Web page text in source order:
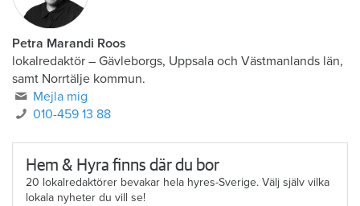
Petra Marandi Roos
lokalredaktör – Gävleborgs, Uppsala och Västmanlands län,
samt Norrtälje kommun.
Mejla mig
010-459 13 88
Hem & Hyra finns där du bor
20 lokalredaktörer bevakar hela hyres-Sverige. Välj själv vilka
lokala nyheter du vill se!